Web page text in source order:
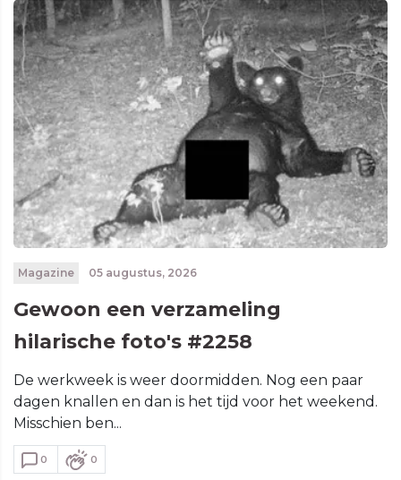
Magazine 05 augustus, 2026
Gewoon een verzameling
hilarische foto's #2258
De werkweek is weer doormidden. Nog een paar
dagen knallen en dan is het tijd voor het weekend.
Misschien ben...
0 0